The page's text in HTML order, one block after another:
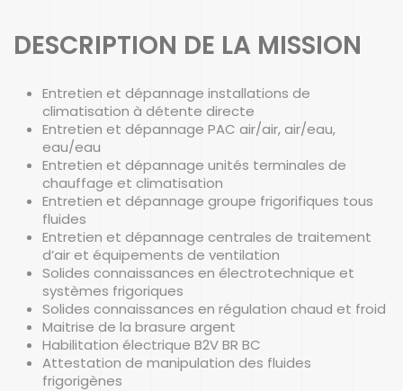
DESCRIPTION DE LA MISSION
Entretien et dépannage installations de
climatisation à détente directe
Entretien et dépannage PAC air/air, air/eau,
eau/eau
Entretien et dépannage unités terminales de
chauffage et climatisation
Entretien et dépannage groupe frigorifiques tous
fluides
Entretien et dépannage centrales de traitement
d’air et équipements de ventilation
Solides connaissances en électrotechnique et
systèmes frigoriques
Solides connaissances en régulation chaud et froid
Maitrise de la brasure argent
Habilitation électrique B2V BR BC
Attestation de manipulation des fluides
frigorigènes